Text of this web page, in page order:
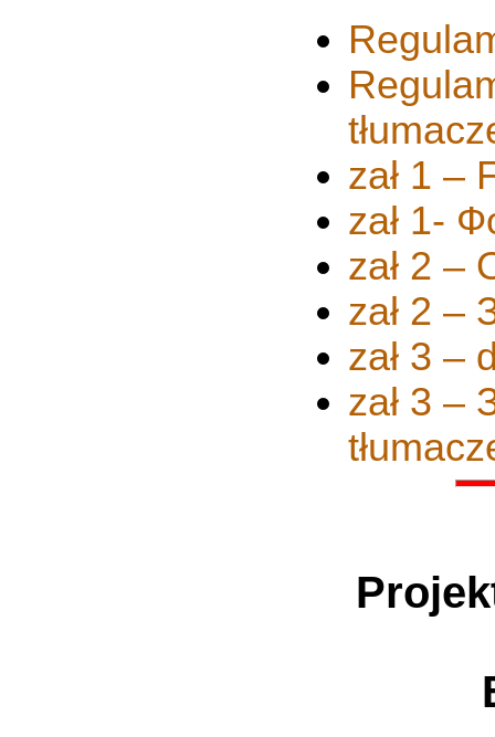
zał 1 –
zał 1-
zał 2 –
zał 2
zał 3 –
zał 3